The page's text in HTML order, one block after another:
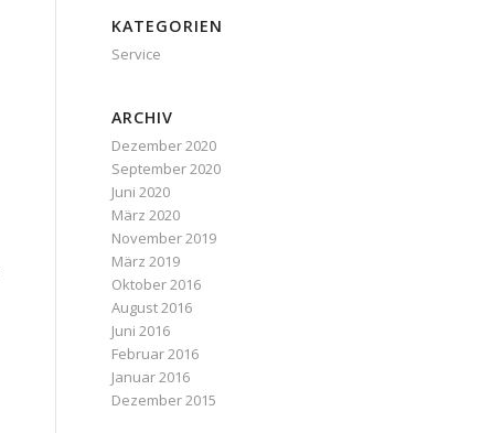
KATEGORIEN
Service
ARCHIV
Dezember 2020
September 2020
Juni 2020
März 2020
November 2019
März 2019
Oktober 2016
August 2016
Juni 2016
Februar 2016
Januar 2016
Dezember 2015